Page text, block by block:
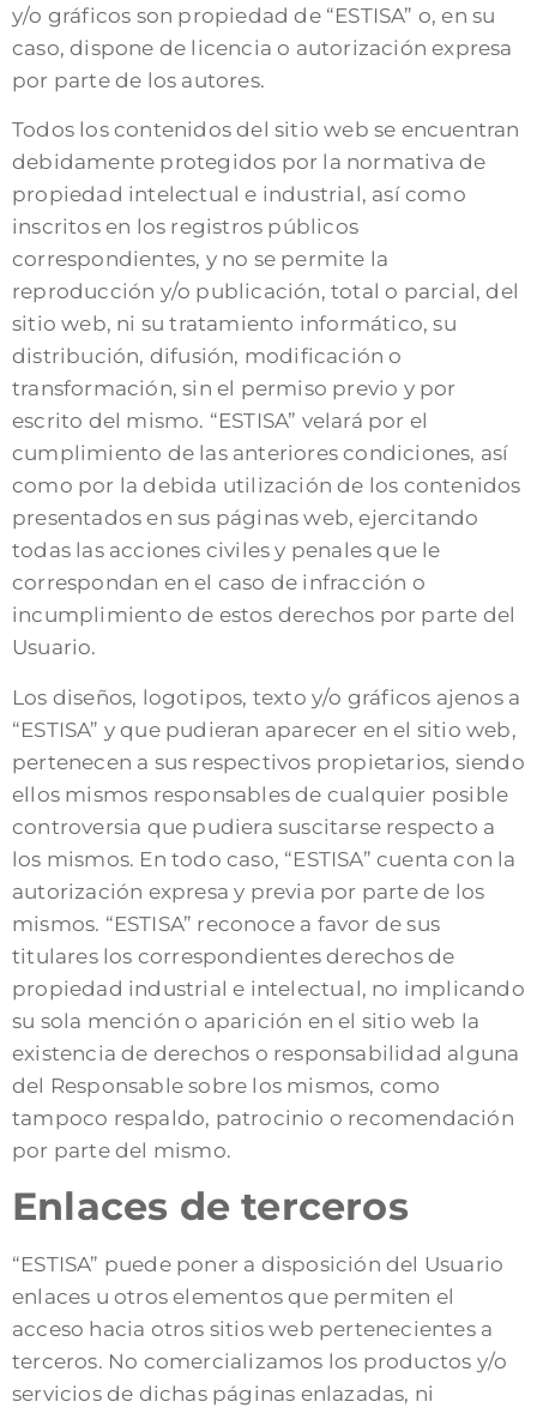
y/o gráficos son propiedad de “ESTISA” o, en su
caso, dispone de licencia o autorización expresa
por parte de los autores.
Todos los contenidos del sitio web se encuentran
debidamente protegidos por la normativa de
propiedad intelectual e industrial, así como
inscritos en los registros públicos
correspondientes, y no se permite la
reproducción y/o publicación, total o parcial, del
sitio web, ni su tratamiento informático, su
distribución, difusión, modificación o
transformación, sin el permiso previo y por
escrito del mismo. “ESTISA” velará por el
cumplimiento de las anteriores condiciones, así
como por la debida utilización de los contenidos
presentados en sus páginas web, ejercitando
todas las acciones civiles y penales que le
correspondan en el caso de infracción o
incumplimiento de estos derechos por parte del
Usuario.
Los diseños, logotipos, texto y/o gráficos ajenos a
“ESTISA” y que pudieran aparecer en el sitio web,
pertenecen a sus respectivos propietarios, siendo
ellos mismos responsables de cualquier posible
controversia que pudiera suscitarse respecto a
los mismos. En todo caso, “ESTISA” cuenta con la
autorización expresa y previa por parte de los
mismos. “ESTISA” reconoce a favor de sus
titulares los correspondientes derechos de
propiedad industrial e intelectual, no implicando
su sola mención o aparición en el sitio web la
existencia de derechos o responsabilidad alguna
del Responsable sobre los mismos, como
tampoco respaldo, patrocinio o recomendación
por parte del mismo.
Enlaces de terceros
“ESTISA” puede poner a disposición del Usuario
enlaces u otros elementos que permiten el
acceso hacia otros sitios web pertenecientes a
terceros. No comercializamos los productos y/o
servicios de dichas páginas enlazadas, ni